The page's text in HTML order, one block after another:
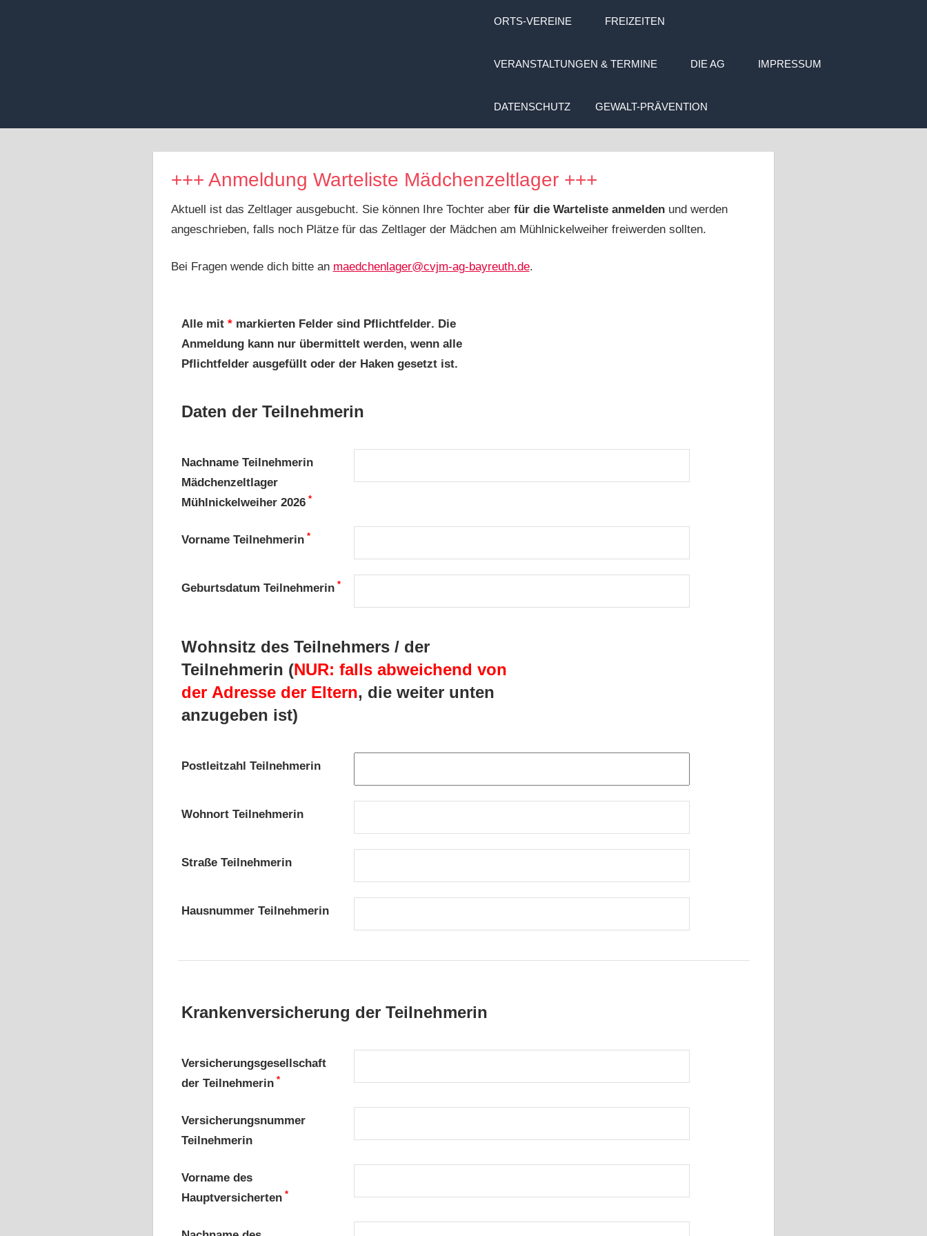
ORTS-VEREINE FREIZEITEN
VERANSTALTUNGEN & TERMINE DIE AG IMPRESSUM
DATENSCHUTZ GEWALT-PRÄVENTION
+++ Anmeldung Warteliste Mädchenzeltlager +++
Aktuell ist das Zeltlager ausgebucht. Sie können Ihre Tochter aber für die Warteliste anmeldenund werden
angeschrieben, falls noch Plätze für das Zeltlager der Mädchen am Mühlnickelweiher freiwerden sollten.
Bei Fragen wende dich bitte an maedchenlager@cvjm-ag-bayreuth.de.
Alle mit *markierten Felder sind Pflichtfelder. Die
Anmeldung kann nur übermittelt werden, wenn alle
Pflichtfelder ausgefülltoder der Haken gesetztist.
Daten der Teilnehmerin
Nachname Teilnehmerin
Mädchenzeltlager
Mühlnickelweiher 2026*
Vorname Teilnehmerin *
Geburtsdatum Teilnehmerin *
Wohnsitz des Teilnehmers / der
Teilnehmerin (NUR: falls abweichend von
der Adresse der Eltern, die weiter unten
anzugeben ist)
Postleitzahl Teilnehmerin
Wohnort Teilnehmerin
Straße Teilnehmerin
Hausnummer Teilnehmerin
Krankenversicherung der Teilnehmerin
Versicherungsgesellschaft
der Teilnehmerin *
Versicherungsnummer
Teilnehmerin
Vorname des
Hauptversicherten *